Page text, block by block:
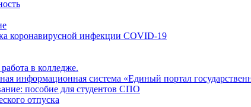
коронавирусной инфекции COVID-19
в колледже.
информационная система «Единый портал
пособие для студентов СПО
отпуска